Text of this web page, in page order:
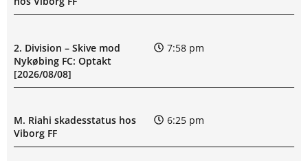
2. Division – Skive mod
Nykøbing FC: Optakt
[2026/08/08]
7:58 pm
M. Riahi skadesstatus hos
Viborg FF
6:25 pm